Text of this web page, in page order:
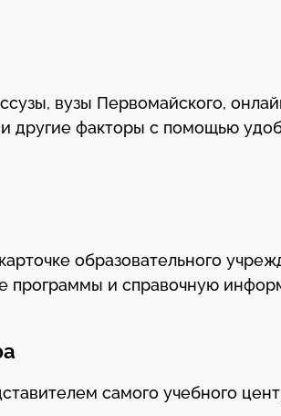
вузы Первомайского,
другие факторы с помощью
образовательного
программы и справочную
самого учебного